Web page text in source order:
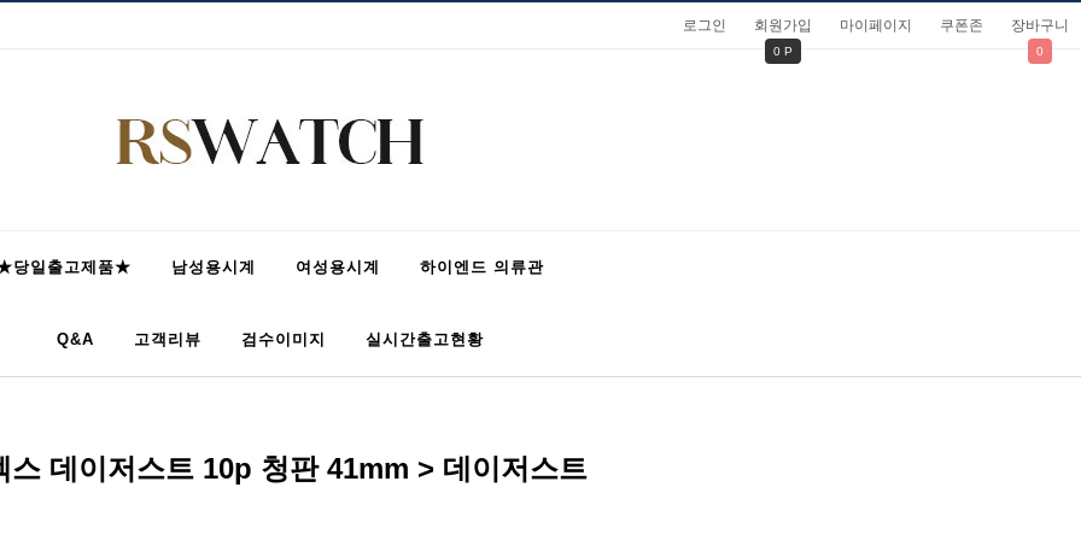
로그인 회원가입
0 P
마이페이지 쿠폰존 장바구니
0
당일출고제품★ 남성용시계 여성용시계 하이엔드 의류관
Q&A 고객리뷰 검수이미지 실시간출고현황
스 데이저스트 10p 청판 41mm > 데이저스트